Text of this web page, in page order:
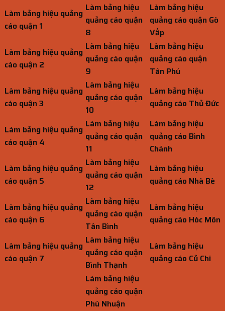
Làm bảng hiệu quảng
cáo quận 1
Làm bảng hiệu
quảng cáo quận
8
Làm bảng hiệu
quảng cáo quận Gò
Vấp
Làm bảng hiệu quảng
cáo quận 2
Làm bảng hiệu
quảng cáo quận
9
Làm bảng hiệu
quảng cáo quận
Tân Phú
Làm bảng hiệu quảng
cáo quận 3
Làm bảng hiệu
quảng cáo quận
10
Làm bảng hiệu
quảng cáo Thủ Đức
Làm bảng hiệu quảng
cáo quận 4
Làm bảng hiệu
quảng cáo quận
11
Làm bảng hiệu
quảng cáo Bình
Chánh
Làm bảng hiệu quảng
cáo quận 5
Làm bảng hiệu
quảng cáo quận
12
Làm bảng hiệu
quảng cáo Nhà Bè
Làm bảng hiệu quảng
cáo quận 6
Làm bảng hiệu
quảng cáo quận
Tân Bình
Làm bảng hiệu
quảng cáo Hóc Môn
Làm bảng hiệu quảng
cáo quận 7
Làm bảng hiệu
quảng cáo quận
Bình Thạnh
Làm bảng hiệu
quảng cáo Củ Chi
Làm bảng hiệu
quảng cáo quận
Phú Nhuận